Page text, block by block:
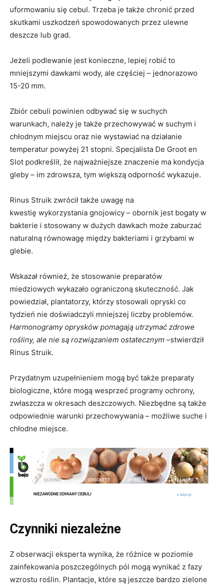
uformowaniu się cebul. Trzeba je także chronić przed
skutkami uszkodzeń spowodowanych przez ulewne
deszcze lub grad.
Jeżeli podlewanie jest konieczne, lepiej robić to
mniejszymi dawkami wody, ale częściej – jednorazowo
15-20 mm.
Zbiór cebuli powinien odbywać się w suchych
warunkach, należy je także przechowywać w suchym i
chłodnym miejscu oraz nie wystawiać na działanie
temperatur powyżej 21 stopni. Specjalista De Groot en
Slot podkreślił, że najważniejsze znaczenie ma kondycja
gleby – im zdrowsza, tym większą odporność wykazuje.
Rinus Struik zwrócił także uwagę na
kwestię wykorzystania gnojowicy – obornik jest bogaty w
bakterie i stosowany w dużych dawkach może zaburzać
naturalną równowagę między bakteriami i grzybami w
glebie.
Wskazał również, że stosowanie preparatów
miedziowych wykazało ograniczoną skuteczność. Jak
powiedział, plantatorzy, którzy stosowali opryski co
tydzień nie doświadczyli mniejszej liczby problemów.
Harmonogramy oprysków pomagają utrzymać zdrowe
rośliny, ale nie są rozwiązaniem ostatecznym –stwierdził
Rinus Struik.
Przydatnym uzupełnieniem mogą być także preparaty
biologiczne, które mogą wesprzeć programy ochrony,
zwłaszcza w okresach deszczowych. Niezbędne są także
odpowiednie warunki przechowywania – możliwe suche i
chłodne miejsce.
Czynniki niezależne
Z obserwacji eksperta wynika, że różnice w poziomie
zainfekowania poszczególnych pól mogą wynikać z fazy
wzrostu roślin. Plantacje, które są jeszcze bardzo zielone